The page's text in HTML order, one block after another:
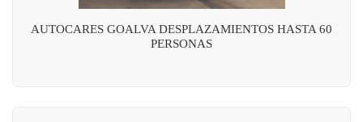
AUTOCARES GOALVA DESPLAZAMIENTOS HASTA 60
PERSONAS